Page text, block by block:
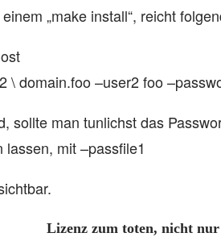
„make install“, reicht
\ domain.foo –user2 foo
sollte man tunlichst das
mit –passfile1
Lizenz zum toten, nicht